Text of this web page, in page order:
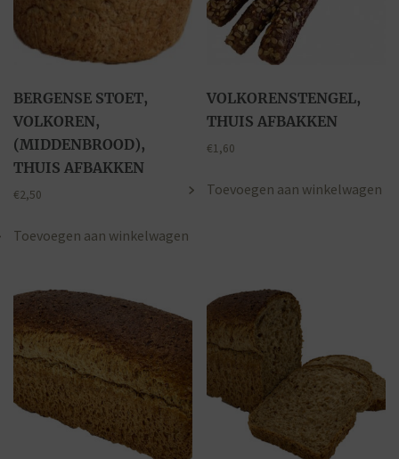
BERGENSE STOET,
VOLKOREN,
(MIDDENBROOD),
THUIS AFBAKKEN
€2,50
Toevoegen aan winkelwagen
VOLKORENSTENGEL,
THUIS AFBAKKEN
€1,60
Toevoegen aan winkelwagen